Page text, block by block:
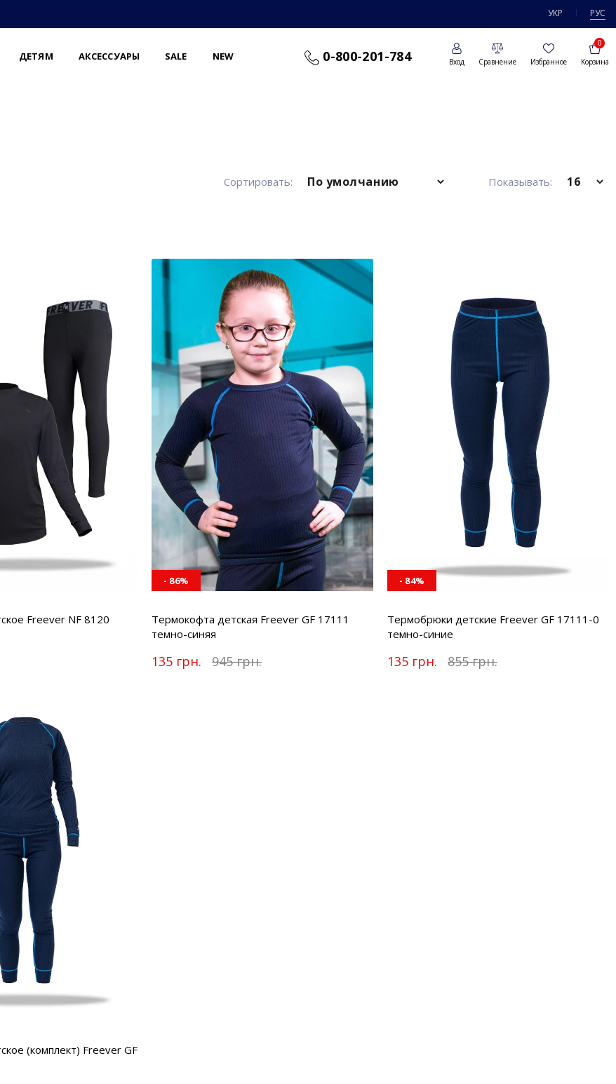
УКР РУС
ДЕТЯМ АКСЕССУАРЫ SALE NEW 0-800-201-784 Вход Сравнение Избранное Корзина
0
Сортировать: Показывать:
Freever NF 8120
- 86%
Термокофта детская Freever GF 17111
темно-синяя
135 грн. 945 грн.
- 84%
Термобрюки детские Freever GF 17111-0
темно-синие
135 грн. 855 грн.
(комплект) Freever GF